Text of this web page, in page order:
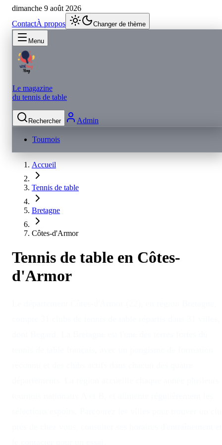
dimanche 9 août 2026
ContactÀ propos Changer de thème
Menu
Le magazine
du tennis de table
Rechercher Admin
Tournois
Accueil
Tennis de table
Bretagne
Côtes-d'Armor
Tennis de table en Côtes-
d'Armor